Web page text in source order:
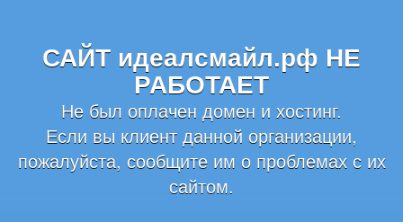
САЙТ идеалсмайл.рф НЕ
РАБОТАЕТ
Не был оплачен домен и хостинг.
Если вы клиент данной организации,
пожалуйста, сообщите им о проблемах с их
сайтом.